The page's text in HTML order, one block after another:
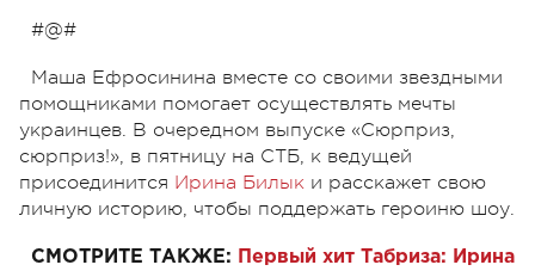
#@#
Маша Ефросинина вместе со своими звездными
помощниками помогает осуществлять мечты
украинцев. В очередном выпуске «Сюрприз,
сюрприз!», в пятницу на СТБ, к ведущей
присоединится Ирина Билык и расскажет свою
личную историю, чтобы поддержать героиню шоу.
СМОТРИТЕ ТАКЖЕ:
Первый хит Табриза: Ирина